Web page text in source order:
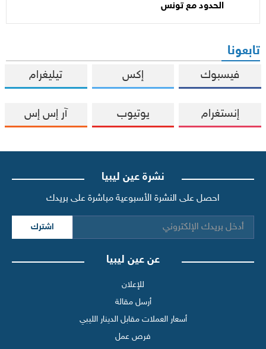
الحدود مع تونس
تابعونا
فيسبوك إكس تيليغرام
إنستغرام يوتيوب آر إس إس
نشرة عين ليبيا
احصل على النشرة الأسبوعية مباشرة على بريدك
اشترك
عن عين ليبيا
للإعلان
أرسل مقالة
أسعار العملات مقابل الدينار الليبي
فرص عمل